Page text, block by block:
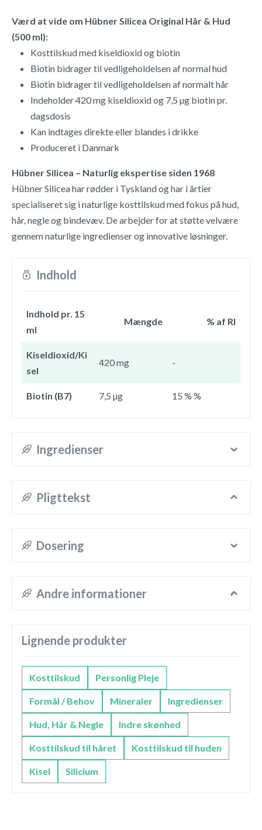
Værd at vide om Hübner Silicea Original Hår & Hud
(500 ml):
Kosttilskud med kiseldioxid og biotin
Biotin bidrager til vedligeholdelsen af normal hud
Biotin bidrager til vedligeholdelsen af normalt hår
Indeholder 420 mg kiseldioxid og 7,5 µg biotin pr.
dagsdosis
Kan indtages direkte eller blandes i drikke
Produceret i Danmark
Hübner Silicea – Naturlig ekspertise siden 1968
Hübner Silicea har rødder i Tyskland og har i årtier
specialiseret sig i naturlige kosttilskud med fokus på hud,
hår, negle og bindevæv. De arbejder for at støtte velvære
gennem naturlige ingredienser og innovative løsninger.
Indhold
Indhold pr. 15
ml
Mængde % af RI
Kiseldioxid/Ki
sel
420 mg -
Biotin (B7) 7,5 µg 15 % %
Ingredienser
Pligttekst
Dosering
Andre informationer
Lignende produkter
Kosttilskud Personlig Pleje
Formål / Behov Mineraler Ingredienser
Hud, Hår & Negle Indre skønhed
Kosttilskud til håret Kosttilskud til huden
Kisel Silicium